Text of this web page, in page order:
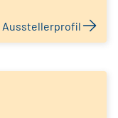
Ausstellerprofil